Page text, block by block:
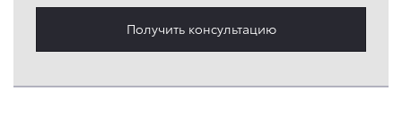
Получить консультацию